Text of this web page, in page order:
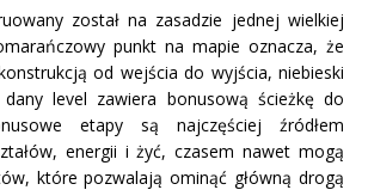
został na zasadzie jednej wielkiej
punkt na mapie oznacza, że
od wejścia do wyjścia, niebieski
level zawiera bonusową ścieżkę do
etapy są najczęściej źródłem
energii i żyć, czasem nawet mogą
które pozwalają ominąć główną drogą